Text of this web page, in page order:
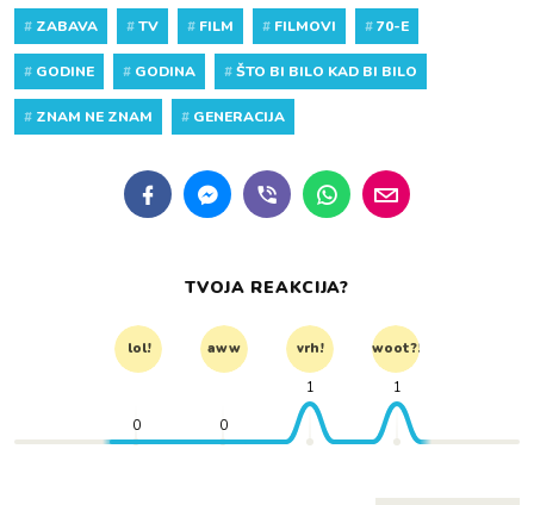
# ZABAVA #TV # FILM # FILMOVI #70-E
# GODINE # GODINA #ŠTO BI BILO KAD BI BILO
# ZNAM NE ZNAM # GENERACIJA
TVOJA REAKCIJA?
lol! aww vrh! woot?!
0 0
1 1